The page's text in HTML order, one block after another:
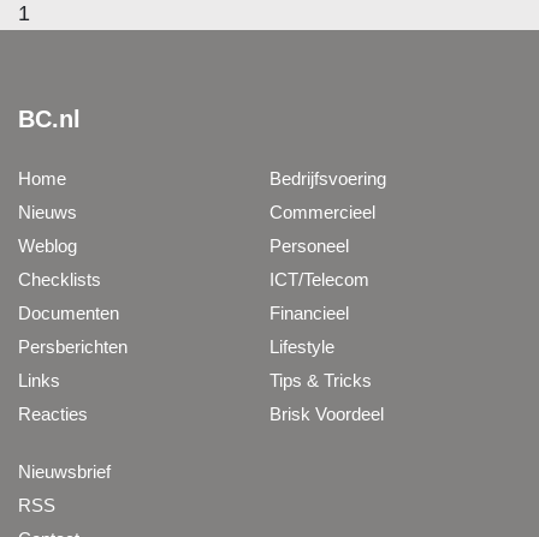
1
BC.nl
Home
Nieuws
Weblog
Checklists
Documenten
Persberichten
Links
Reacties
Bedrijfsvoering
Commercieel
Personeel
ICT/Telecom
Financieel
Lifestyle
Tips & Tricks
Brisk Voordeel
Nieuwsbrief
RSS